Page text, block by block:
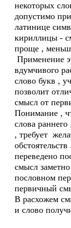
некоторых
допустимо
латинице
кириллицы -
проще ,
Применение
вдумчивого
слово букв ,
позволит
смысл от
Понимание ,
слова
, требует
переведено
смысл
пословном
первичный
В расхожем
и слово